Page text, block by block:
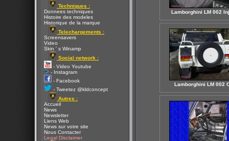
Techniques :
Donnees techniques
Histoire des modeles
Historique de la marque
Telechargements :
Screensavers
Video
Skin ' s Winamp
Social network :
- Video Youtube
- Instagram
- Facebook
- Tweetez @kldconcept
Autres :
Accueil
News
Newsletter
Liens Web
News sur votre site
Nous Contacter
Legal Disclaimer
Lamborghini LM 002
Lamborghini LM 002